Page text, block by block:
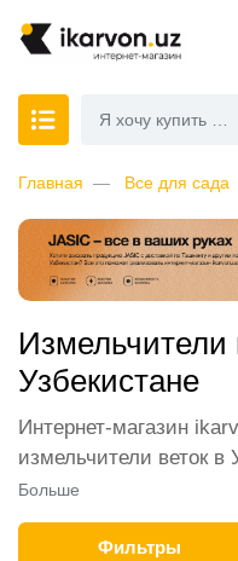
Главная Все для сада
Измельчители
Узбекистане
Интернет-магазин
измельчители веток в
покупателями
возможности. В
модели от Stihl,
Больше
Фильтры